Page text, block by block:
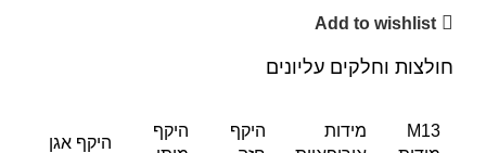
Add to wishlist
חולצות וחלקים עליונים
M13
מידות
היקף
היקף
היקף אגן